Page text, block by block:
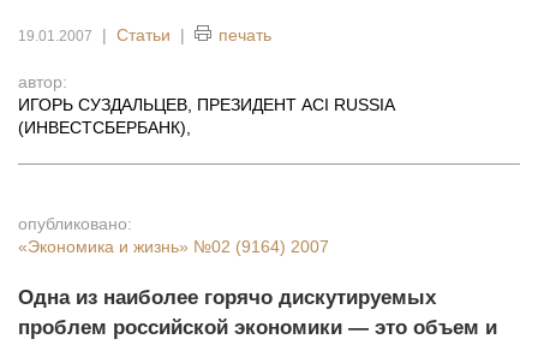
19.01.2007 | Статьи | печать
автор:
ИГОРЬ СУЗДАЛЬЦЕВ, ПРЕЗИДЕНТ ACI RUSSIA
(ИНВЕСТСБЕРБАНК)
опубликовано:
«Экономика и жизнь» №02 (9164) 2007
Одна из наиболее горячо дискутируемых
проблем российской экономики — это объем и